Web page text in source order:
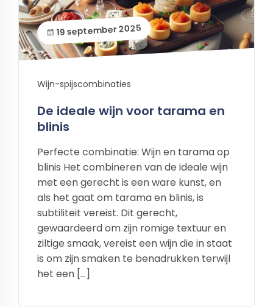
19 september 2025
Wijn-spijscombinaties
De ideale wijn voor tarama en
blinis
Perfecte combinatie: Wijn en tarama op
blinis Het combineren van de ideale wijn
met een gerecht is een ware kunst, en
als het gaat om tarama en blinis, is
subtiliteit vereist. Dit gerecht,
gewaardeerd om zijn romige textuur en
ziltige smaak, vereist een wijn die in staat
is om zijn smaken te benadrukken terwijl
het een […]